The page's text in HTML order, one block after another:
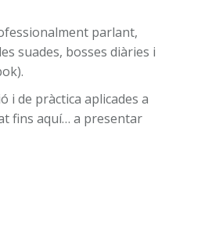
parlant,
suades, bosses diàries i
i de pràctica aplicades a
fins aquí… a presentar